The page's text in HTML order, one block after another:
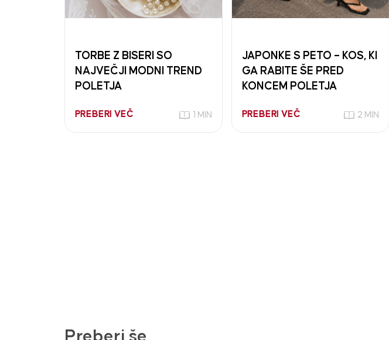
TORBE Z BISERI SO
NAJVEČJI MODNI TREND
POLETJA
PREBERI VEČ 1 MIN
JAPONKE S PETO – KOS, KI
GA RABITE ŠE PRED
KONCEM POLETJA
PREBERI VEČ 2 MIN